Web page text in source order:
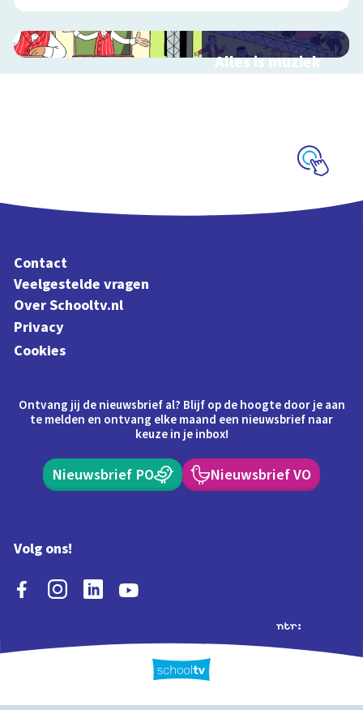
Alles is muziek
Interactieve
Contact
Veelgestelde vragen
Over Schooltv.nl
Privacy
Cookies
Ontvang jij de nieuwsbrief al? Blijf op de hoogte door je aan
te melden en ontvang elke maand een nieuwsbrief naar
keuze in je inbox!
Nieuwsbrief PO Nieuwsbrief VO
Volg ons!